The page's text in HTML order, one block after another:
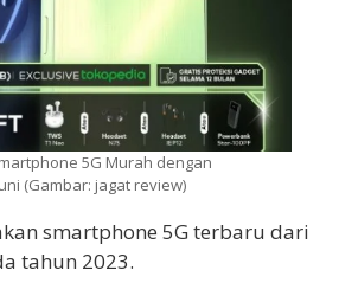
5G Murah dengan
(Gambar: jagat review)
smartphone 5G terbaru dari
tahun 2023.